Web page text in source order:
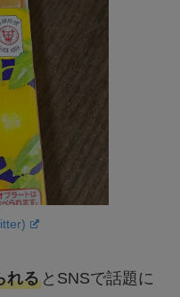
れるとSNSで話題に